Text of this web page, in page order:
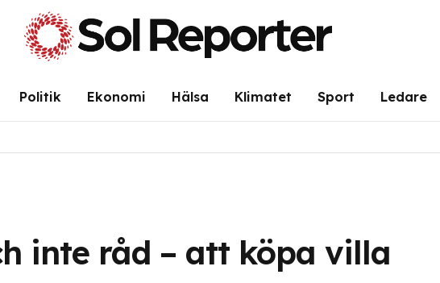
Politik Ekonomi Hälsa Klimatet Sport Ledare
inte råd – att köpa villa